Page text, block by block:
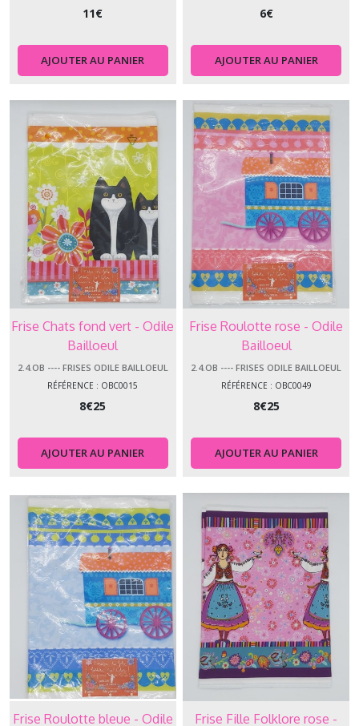
11€
AJOUTER AU PANIER
6€
AJOUTER AU PANIER
Frise Chats fond vert - Odile
Bailloeul
2.4.OB ---- FRISES ODILE BAILLOEUL
RÉFÉRENCE : OBC0015
8€25
AJOUTER AU PANIER
Frise Roulotte rose - Odile
Bailloeul
2.4.OB ---- FRISES ODILE BAILLOEUL
RÉFÉRENCE : OBC0049
8€25
AJOUTER AU PANIER
Frise Roulotte bleue - Odile Frise Fille Folklore rose -